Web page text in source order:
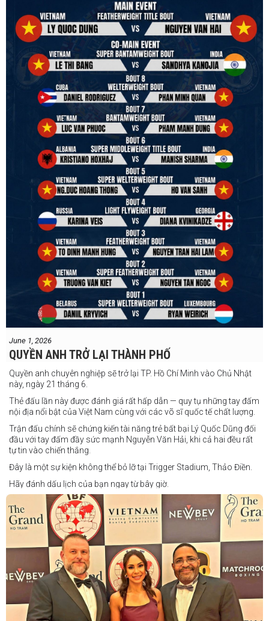
VBO is pleased to welcome
Vietnam Boxing Federation - VBF
to join the convention in the organizing committee. We are joining
hands to restart professional boxing in Vietnam. Stay stuned.
We will release more photos once IBF has had the chance to
review them and release it officially.
#ibfconvention
#grandhotram
#professionalboxing
#41stibfconvention
June 1, 2026
QUYỀN ANH TRỞ LẠI THÀNH PHỐ
Quyền anh chuyên nghiệp sẽ trở lại TP. Hồ Chí Minh vào Chủ Nhật
này, ngày 21 tháng 6.
Thẻ đấu lần này được đánh giá rất hấp dẫn — quy tụ những tay đấm
nội địa nổi bật của Việt Nam cùng với các võ sĩ quốc tế chất lượng.
Trận đấu chính sẽ chứng kiến tài năng trẻ bất bại Lý Quốc Dũng đối
đầu với tay đấm đầy sức mạnh Nguyễn Văn Hải, khi cả hai đều rất
tự tin vào chiến thắng.
Đây là một sự kiện không thể bỏ lỡ tại Trigger Stadium, Thảo Điền.
Hãy đánh dấu lịch của bạn ngay từ bây giờ.
Thông tin cập nhật sẽ sớm được công bố.